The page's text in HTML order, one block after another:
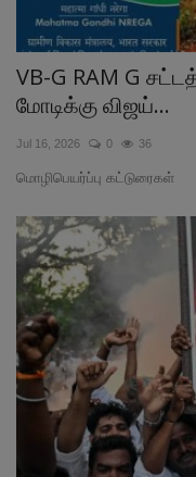
VB-G RAM G
மோடிக்கு விஜய்...
Jul 16, 2026 0 36
மொழிபெயர்ப்பு கட்டுரைகள்